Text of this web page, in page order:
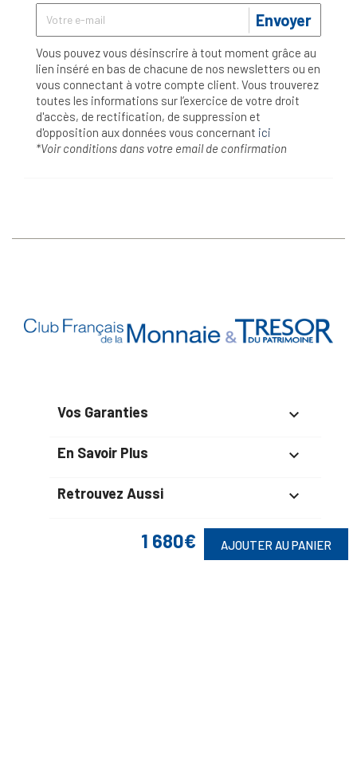
1 680€ AJOUTER AU PANIER
Envoyer
Vous pouvez vous désinscrire à tout moment grâce au
lien inséré en bas de chacune de nos newsletters ou en
vous connectant à votre compte client. Vous trouverez
toutes les informations sur l’exercice de votre droit
d'accès, de rectification, de suppression et
d'opposition aux données vous concernant ici
*Voir conditions dans votre email de confirmation
Vos Garanties 
En Savoir Plus 
Retrouvez Aussi 